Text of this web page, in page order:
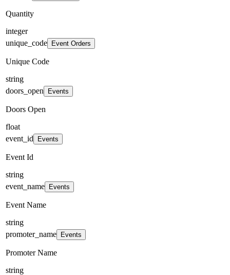
Quantity
integer
unique_code
Event Orders
Unique Code
string
doors_open
Events
Doors Open
float
event_id
Events
Event Id
string
event_name
Events
Event Name
string
promoter_name
Events
Promoter Name
string